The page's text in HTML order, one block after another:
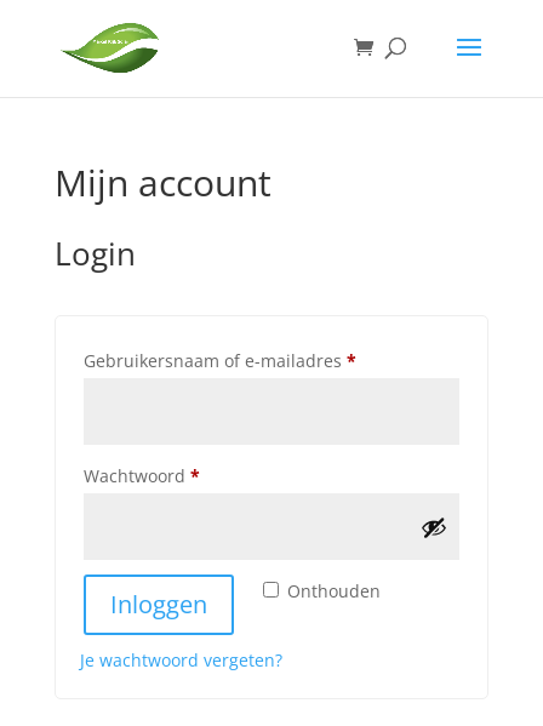
Mijn account
Login
Gebruikersnaam of e-mailadres *Vereist
Wachtwoord *Vereist
Onthouden
Inloggen
Je wachtwoord vergeten?